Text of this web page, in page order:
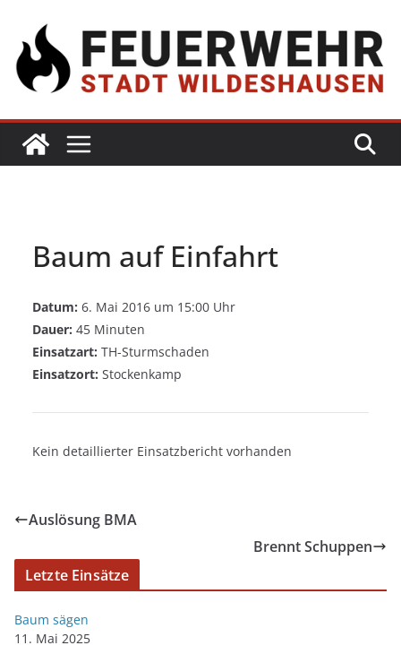
Baum auf Einfahrt
Datum: 6. Mai 2016 um 15:00 Uhr
Dauer: 45 Minuten
Einsatzart: TH-Sturmschaden
Einsatzort: Stockenkamp
Kein detaillierter Einsatzbericht vorhanden
Auslösung BMA
Brennt Schuppen
Letzte Einsätze
Baum sägen
11. Mai 2025